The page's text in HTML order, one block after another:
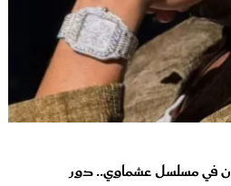
في مسلسل عشماوي.. دور